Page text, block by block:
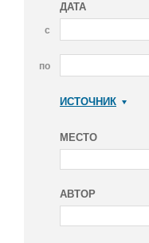
ДАТА
с
по
ИСТОЧНИК
МЕСТО
АВТОР